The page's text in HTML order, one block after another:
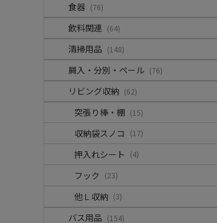
食器 (76)
飲料関連 (64)
清掃用品 (148)
屑入・分別・ペール (76)
リビング収納 (62)
突張り棒・棚 (15)
収納袋スノコ (17)
押入れシート (4)
フック (23)
他Ｌ収納 (3)
バス用品 (154)